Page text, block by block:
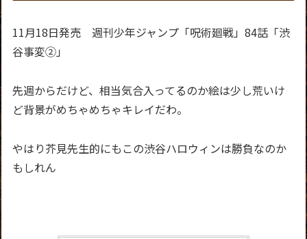
11月18日発売 週刊少年ジャンプ「呪術廻戦」84話「渋
谷事変②」
先週からだけど、相当気合入ってるのか絵は少し荒いけ
ど背景がめちゃめちゃキレイだわ。
やはり芥見先生的にもこの渋谷ハロウィンは勝負なのか
もしれん